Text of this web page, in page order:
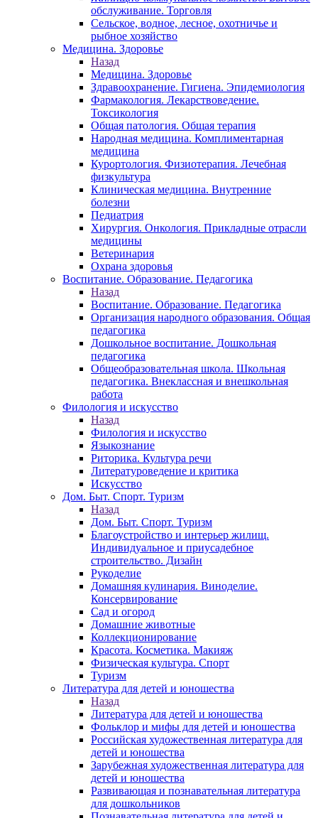
обслуживание. Торговля
Сельское, водное, лесное, охотничье и
рыбное хозяйство
Медицина. Здоровье
Назад
Медицина. Здоровье
Здравоохранение. Гигиена. Эпидемиология
Фармакология. Лекарствоведение.
Токсикология
Общая патология. Общая терапия
Народная медицина. Комплиментарная
медицина
Курортология. Физиотерапия. Лечебная
физкультура
Клиническая медицина. Внутренние
болезни
Педиатрия
Хирургия. Онкология. Прикладные отрасли
медицины
Ветеринария
Охрана здоровья
Воспитание. Образование. Педагогика
Назад
Воспитание. Образование. Педагогика
Организация народного образования. Общая
педагогика
Дошкольное воспитание. Дошкольная
педагогика
Общеобразовательная школа. Школьная
педагогика. Внеклассная и внешкольная
работа
Филология и искусство
Назад
Филология и искусство
Языкознание
Риторика. Культура речи
Литературоведение и критика
Искусство
Дом. Быт. Спорт. Туризм
Назад
Дом. Быт. Спорт. Туризм
Благоустройство и интерьер жилищ.
Индивидуальное и приусадебное
строительство. Дизайн
Рукоделие
Домашняя кулинария. Виноделие.
Консервирование
Сад и огород
Домашние животные
Коллекционирование
Красота. Косметика. Макияж
Физическая культура. Спорт
Туризм
Литература для детей и юношества
Назад
Литература для детей и юношества
Фольклор и мифы для детей и юношества
Российская художественная литература для
детей и юношества
Зарубежная художественная литература для
детей и юношества
Развивающая и познавательная литература
для дошкольников